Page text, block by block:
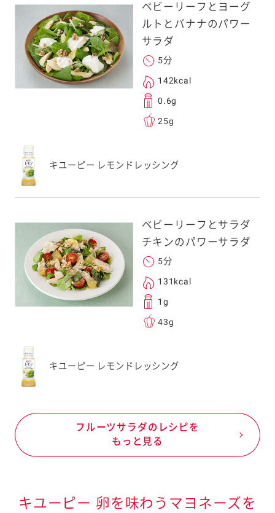
ベビーリーフとヨーグ
ルトとバナナのパワー
サラダ
5分
142kcal
0.6g
25g
キユーピー レモンドレッシング
ベビーリーフとサラダ
チキンのパワーサラダ
5分
131kcal
1g
43g
キユーピー レモンドレッシング
フルーツサラダのレシピを
もっと見る
キユーピー 卵を味わうマヨネーズを